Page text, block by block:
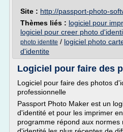
Site : http://passport-photo-
Thèmes liés : logiciel pour
logiciel pour creer photo
photo identite / logiciel photo
d'identite
Logiciel pour faire des
Logiciel pour faire des photos
professionnelle
Passport Photo Maker est un
d'identité et pour les imprimer
programme répond aux normes